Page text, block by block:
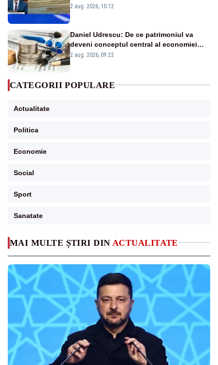
MAI MULTE ȘTIRI DIN ACTUALITATE
protejăm și natura, dar nu șținem omaneii
2 aug. 2026, 10:12
Daniel Udrescu: De ce patrimoniul va
deveni conceptul central al economiei
viitoare?
2 aug. 2026, 09:22
CATEGORII POPULARE
Actualitate
Politica
Economie
Social
Sport
Sanatate